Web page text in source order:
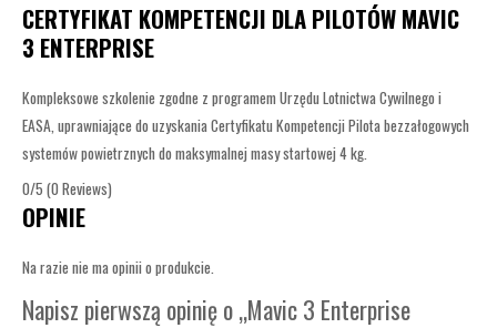
CERTYFIKAT KOMPETENCJI DLA PILOTÓW MAVIC
3 ENTERPRISE
Kompleksowe szkolenie zgodne z programem Urzędu Lotnictwa Cywilnego i
EASA, uprawniające do uzyskania Certyfikatu Kompetencji Pilota bezzałogowych
systemów powietrznych do maksymalnej masy startowej 4 kg.
0/5 (0 Reviews)
OPINIE
Na razie nie ma opinii o produkcie.
Napisz pierwszą opinię o „Mavic 3 Enterprise